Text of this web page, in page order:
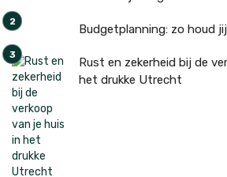
Budgetplanning: zo houd
Rust en zekerheid bij de
het drukke Utrecht